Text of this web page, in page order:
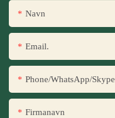
Navn
Email.
Phone/WhatsApp/Skype
Firmanavn